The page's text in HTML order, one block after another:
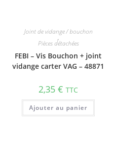
Joint de vidange / bouchon
,
Pièces détachées
FEBI – Vis Bouchon + joint
vidange carter VAG – 48871
2,35€ TTC
Ajouter au panier